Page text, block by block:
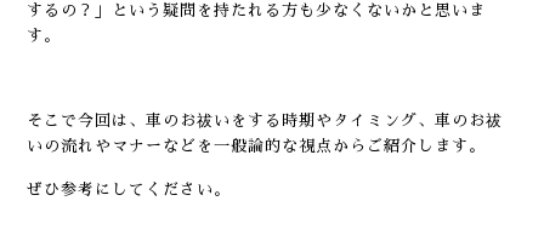
するの？」という疑問を持たれる方も少なくないかと思いま
す。
そこで今回は、車のお祓いをする時期やタイミング、車のお祓
いの流れやマナーなどを一般論的な視点からご紹介します。
ぜひ参考にしてください。